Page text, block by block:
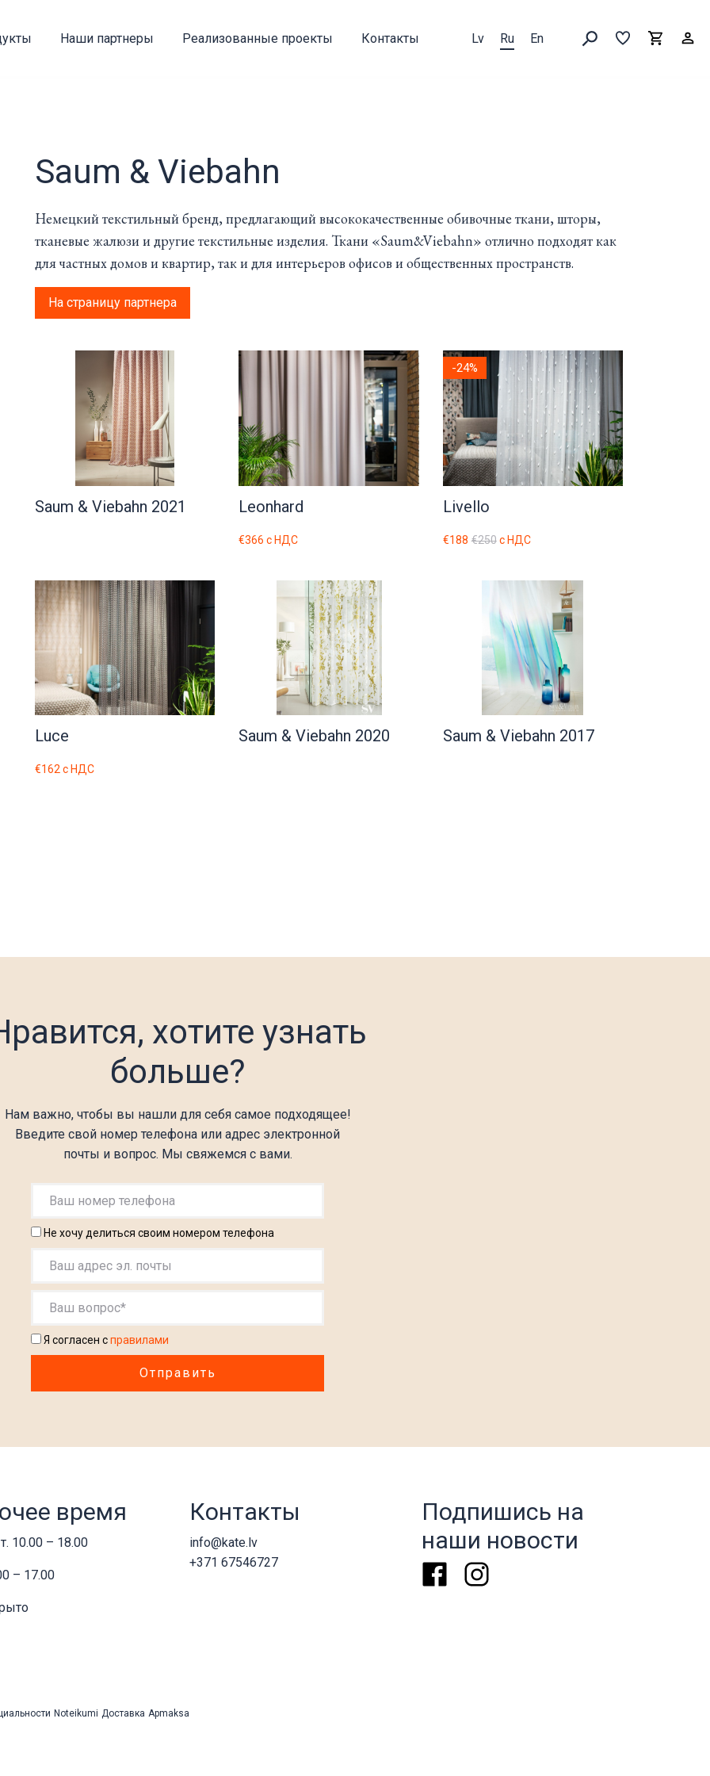
Наши партнеры Реализованные проекты Контакты Lv Ru En Искать товары
Выборка
Saum & Viebahn
Немецкий текстильный бренд, предлагающий высококачественные обивочные ткани, шторы,
тканевые жалюзи и другие текстильные изделия. Ткани «Saum&Viebahn» отлично подходят как
для частных домов и квартир, так и для интерьеров офисов и общественных пространств.
На страницу партнера
Saum & Viebahn 2021 Leonhard
€366 с НДС
-24%
Livello
€188 €250с НДС
Luce
€162 с НДС
Saum & Viebahn 2020 Saum & Viebahn 2017
хотите узнать
больше?
Нам важно, чтобы вы нашли для себя самое подходящее!
Введите свой номер телефона или адрес электронной
почты и вопрос. Мы свяжемся с вами.
Не хочу делиться своим номером телефона
Я согласен справилами
время
10.00 – 18.00
– 17.00
Контакты
info@kate.lv
+371 67546727
Подпишись на
наши новости
FacebookInstagram
Noteikumi Доставка Apmaksa